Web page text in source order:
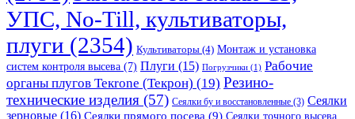
УПС, No-Till, культиваторы,
плуги (2354) Культиваторы (4) Монтаж и установка
систем контроля высева (7) Плуги (15) Погрузчики (1) Рабочие
органы плугов Текrоne (Текрон) (19) Резино-
технические изделия (57) Сеялки бу и восстановленные (3) Сеялки
зерновые (16) Сеялки прямого посева (9) Сеялки точного высева